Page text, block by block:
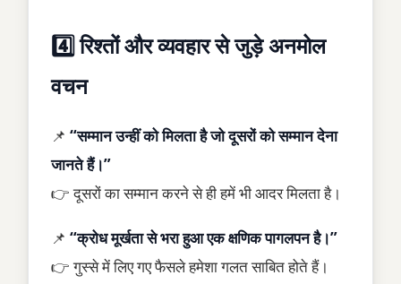
4️⃣ रिश्तों और व्यवहार से जुड़े अनमोल
वचन
📌 “सम्मान उन्हीं को मिलता है जो दूसरों को सम्मान देना
जानते हैं।”
👉 दूसरों का सम्मान करने से ही हमें भी आदर मिलता है।
📌 “क्रोध मूर्खता से भरा हुआ एक क्षणिक पागलपन है।”
👉 गुस्से में लिए गए फैसले हमेशा गलत साबित होते हैं।